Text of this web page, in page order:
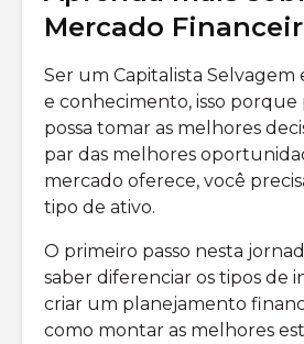
Mercado
Ser um Capitalista Selvagem
e conhecimento, isso porque
possa tomar as melhores
par das melhores
mercado oferece, você
tipo de ativo.
O primeiro passo nesta
saber diferenciar os tipos de
criar um planejamento
como montar as melhores